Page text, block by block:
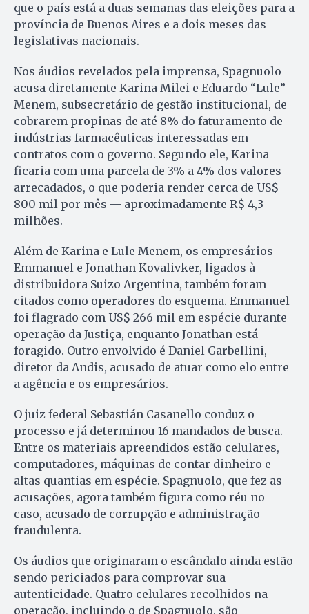
que o país está a duas semanas das eleições para a
província de Buenos Aires e a dois meses das
legislativas nacionais.
Nos áudios revelados pela imprensa, Spagnuolo
acusa diretamente Karina Milei e Eduardo “Lule”
Menem, subsecretário de gestão institucional, de
cobrarem propinas de até 8% do faturamento de
indústrias farmacêuticas interessadas em
contratos com o governo. Segundo ele, Karina
ficaria com uma parcela de 3% a 4% dos valores
arrecadados, o que poderia render cerca de US$
800 mil por mês — aproximadamente R$ 4,3
milhões.
Além de Karina e Lule Menem, os empresários
Emmanuel e Jonathan Kovalivker, ligados à
distribuidora Suizo Argentina, também foram
citados como operadores do esquema. Emmanuel
foi flagrado com US$ 266 mil em espécie durante
operação da Justiça, enquanto Jonathan está
foragido. Outro envolvido é Daniel Garbellini,
diretor da Andis, acusado de atuar como elo entre
a agência e os empresários.
O juiz federal Sebastián Casanello conduz o
processo e já determinou 16 mandados de busca.
Entre os materiais apreendidos estão celulares,
computadores, máquinas de contar dinheiro e
altas quantias em espécie. Spagnuolo, que fez as
acusações, agora também figura como réu no
caso, acusado de corrupção e administração
fraudulenta.
Os áudios que originaram o escândalo ainda estão
sendo periciados para comprovar sua
autenticidade. Quatro celulares recolhidos na
operação, incluindo o de Spagnuolo, são